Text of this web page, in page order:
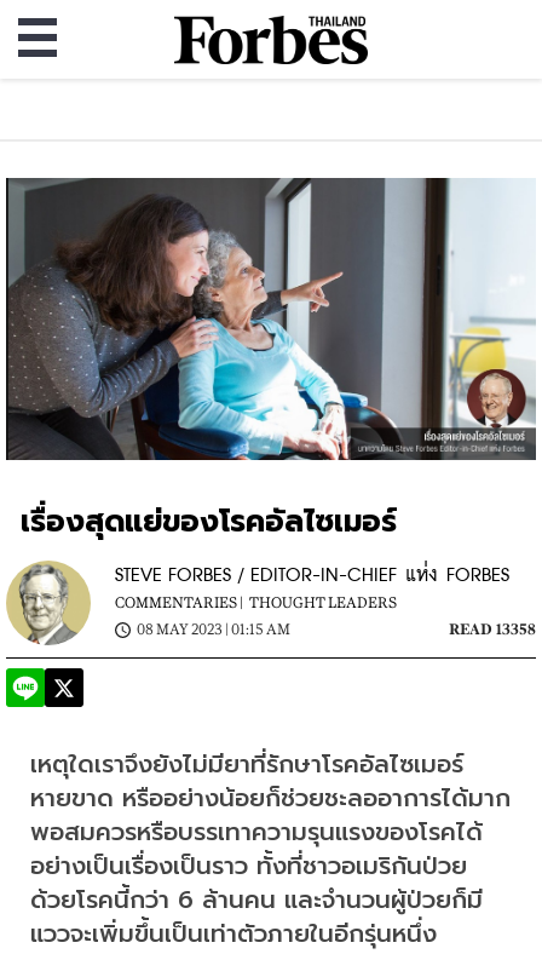
เรื่องสุดแย่ของโรคอัลไซเมอร์
STEVE FORBES / EDITOR-IN-CHIEF แห่ง FORBES
COMMENTARIES |
THOUGHT LEADERS
08 MAY 2023 | 01:15 AM
READ 13358
เหตุใดเราจึงยังไม่มียาที่รักษาโรคอัลไซเมอร์
หายขาด หรืออย่างน้อยก็ช่วยชะลออาการได้มาก
พอสมควรหรือบรรเทาความรุนแรงของโรคได้
อย่างเป็นเรื่องเป็นราว ทั้งที่ชาวอเมริกันป่วย
ด้วยโรคนี้กว่า 6 ล้านคน และจำนวนผู้ป่วยก็มี
แววจะเพิ่มขึ้นเป็นเท่าตัวภายในอีกรุ่นหนึ่ง